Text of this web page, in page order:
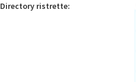
Directory ristrette: